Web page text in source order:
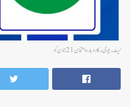
نیٹ۔ یوجی۔کا دوبارہ امتحان 21 جون کو